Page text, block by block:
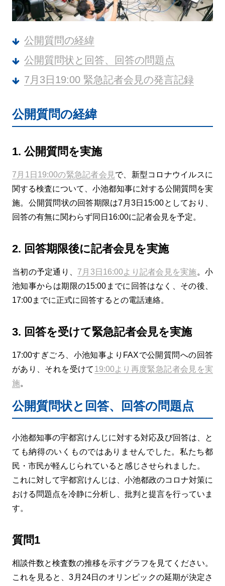
公開質問の経緯
公開質問状と回答、回答の問題点
7月3日19:00 緊急記者会見の発言記録
公開質問の経緯
1. 公開質問を実施
7月1日19:00の緊急記者会見で、新型コロナウイルスに
関する検査について、小池都知事に対する公開質問を実
施。公開質問状の回答期限は7月3日15:00としており、
回答の有無に関わらず同日16:00に記者会見を予定。
2. 回答期限後に記者会見を実施
当初の予定通り、 7月3日16:00より記者会見を実施。小
池知事からは期限の15:00までに回答はなく、その後、
17:00までに正式に回答するとの電話連絡。
3. 回答を受けて緊急記者会見を実施
17:00すぎごろ、小池知事よりFAXで公開質問への回答
があり、それを受けて 19:00より再度緊急記者会見を実
施。
公開質問状と回答、回答の問題点
小池都知事の宇都宮けんじに対する対応及び回答は、と
ても納得のいくものではありませんでした。私たち都
民・市民が軽んじられていると感じさせられました。
これに対して宇都宮けんじは、小池都政のコロナ対策に
おける問題点を冷静に分析し、批判と提言を行っていま
す。
質問1
相談件数と検査数の推移を示すグラフを見てください。
これを見ると、3月24日のオリンピックの延期が決定さ